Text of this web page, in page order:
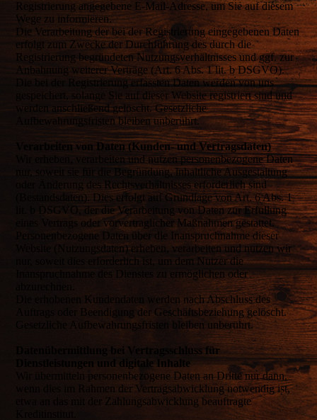
Registrierung angegebene E-Mail-Adresse, um Sie auf diesem
Wege zu informieren.
Die Verarbeitung der bei der Registrierung eingegebenen Daten
erfolgt zum Zwecke der Durchführung des durch die
Registrierung begründeten Nutzungsverhältnisses und ggf. zur
Anbahnung weiterer Verträge (Art. 6 Abs. 1 lit. b DSGVO).
Die bei der Registrierung erfassten Daten werden von uns
gespeichert, solange Sie auf dieser Website registriert sind und
werden anschließend gelöscht. Gesetzliche
Aufbewahrungsfristen bleiben unberührt.
Verarbeiten von Daten (Kunden- und Vertragsdaten)
Wir erheben, verarbeiten und nutzen personenbezogene Daten
nur, soweit sie für die Begründung, inhaltliche Ausgestaltung
oder Änderung des Rechtsverhältnisses erforderlich sind
(Bestandsdaten). Dies erfolgt auf Grundlage von Art. 6 Abs. 1
lit. b DSGVO, der die Verarbeitung von Daten zur Erfüllung
eines Vertrags oder vorvertraglicher Maßnahmen gestattet.
Personenbezogene Daten über die Inanspruchnahme dieser
Website (Nutzungsdaten) erheben, verarbeiten und nutzen wir
nur, soweit dies erforderlich ist, um dem Nutzer die
Inanspruchnahme des Dienstes zu ermöglichen oder
abzurechnen.
Die erhobenen Kundendaten werden nach Abschluss des
Auftrags oder Beendigung der Geschäftsbeziehung gelöscht.
Gesetzliche Aufbewahrungsfristen bleiben unberührt.
Datenübermittlung bei Vertragsschluss für
Dienstleistungen und digitale Inhalte
Wir übermitteln personenbezogene Daten an Dritte nur dann,
wenn dies im Rahmen der Vertragsabwicklung notwendig ist,
etwa an das mit der Zahlungsabwicklung beauftragte